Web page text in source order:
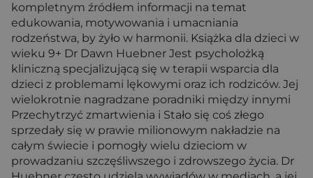
kompletnym źródłem informacji na temat
edukowania, motywowania i umacniania
rodzeństwa, by żyło w harmonii. Książka dla dzieci w
wieku 9+ Dr Dawn Huebner Jest psycholożką
kliniczną specjalizującą się w terapii wsparcia dla
dzieci z problemami lękowymi oraz ich rodziców. Jej
wielokrotnie nagradzane poradniki między innymi
Przechytrzyć zmartwienia i Stało się coś złego
sprzedały się w prawie milionowym nakładzie na
całym świecie i pomogły wielu dzieciom w
prowadzaniu szczęśliwszego i zdrowszego życia. Dr